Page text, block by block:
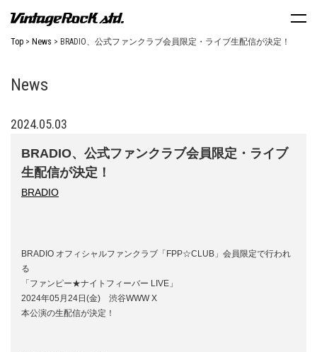
Top News BRADIO、公式ファンクラブ会員限定・ライブ生配信が決定！
News
2024.05.03
BRADIO、公式ファンクラブ会員限定・ライブ
生配信が決定！
BRADIO
BRADIO オフィシャルファンクラブ「FPP☆CLUB」会員限定で行われ
る
「ファンピー★ナイトフィーバー LIVE」
2024年05月24日(金) 渋谷WWW X
本公演の生配信が決定！